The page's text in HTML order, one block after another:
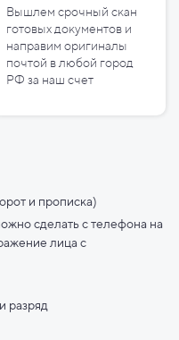
Вышлем срочный скан
готовых документов и
направим оригиналы
почтой в любой город
РФ за наш счет
и прописка)
сделать с телефона на
лица с
разряд